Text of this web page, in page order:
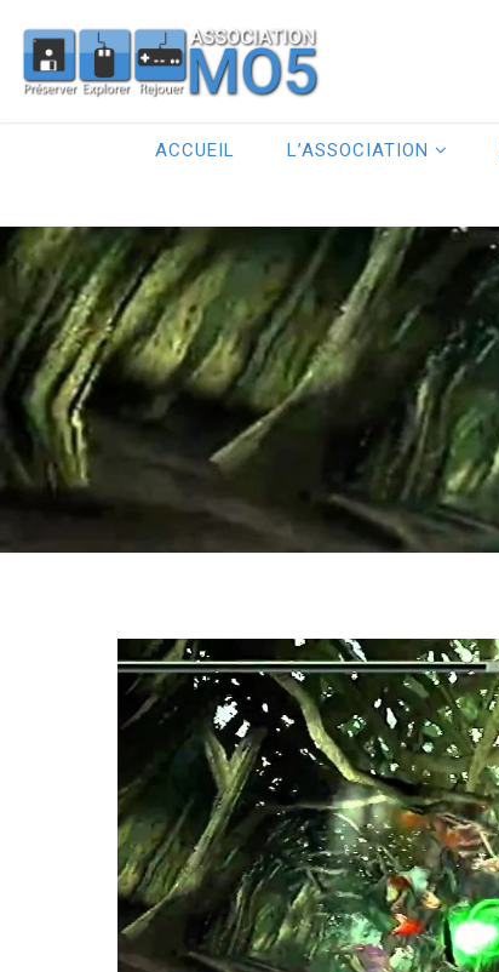
ACCUEIL L’ASSOCIATION